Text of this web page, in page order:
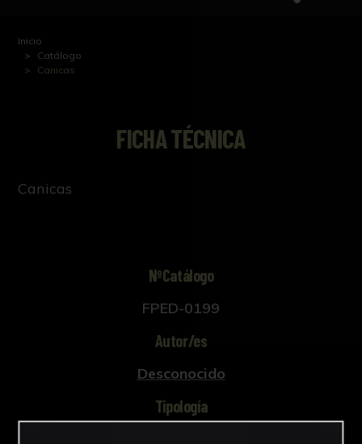
Inicio
Catálogo
Canicas
FICHA TÉCNICA
Canicas
NºCatálogo
FPED-0199
Autor/es
Desconocido
Tipología